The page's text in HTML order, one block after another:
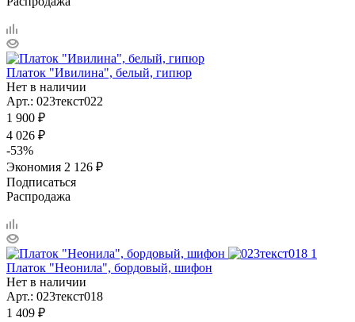
Платок "Ивилина", белый, гипюр
Нет в наличии
Арт.: 023текст022
1 900 ₽
4 026 ₽
-53%
Экономия 2 126 ₽
Подписаться
Распродажа
Платок "Неонила", бордовый, шифон
Нет в наличии
Арт.: 023текст018
1 409 ₽